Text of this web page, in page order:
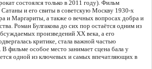
состоялся только в 2011 году). Фильм
Сатаны и его свиты в советскую Москву 1930-х
и Маргариты, а также о вечных вопросах добра и
Роман Булгакова до сих пор остаётся одним из
произведений XX века, а его
критике, стала важной частью
В фильме особое место занимает сцена бала у
одной из ключевых и самых впечатляющих в